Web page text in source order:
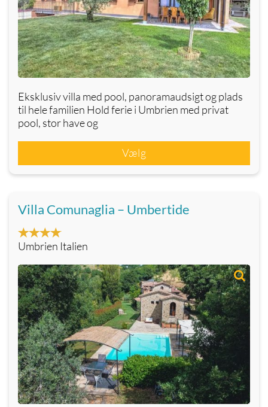
Eksklusiv villa med pool, panoramaudsigt og plads
til hele familien Hold ferie i Umbrien med privat
pool, stor have og
Vælg
Villa Comunaglia – Umbertide
Umbrien Italien